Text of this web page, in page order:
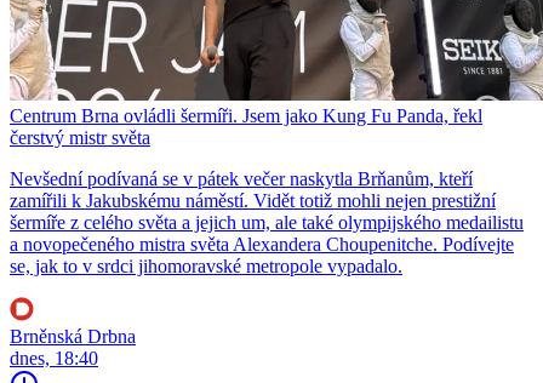
Centrum Brna ovládli šermíři. Jsem jako Kung Fu Panda, řekl
čerstvý mistr světa
Nevšední podívaná se v pátek večer naskytla Brňanům, kteří
zamířili k Jakubskému náměstí. Vidět totiž mohli nejen prestižní
šermíře z celého světa a jejich um, ale také olympijského medailistu
a novopečeného mistra světa Alexandera Choupenitche. Podívejte
se, jak to v srdci jihomoravské metropole vypadalo.
Brněnská Drbna
dnes, 18:40